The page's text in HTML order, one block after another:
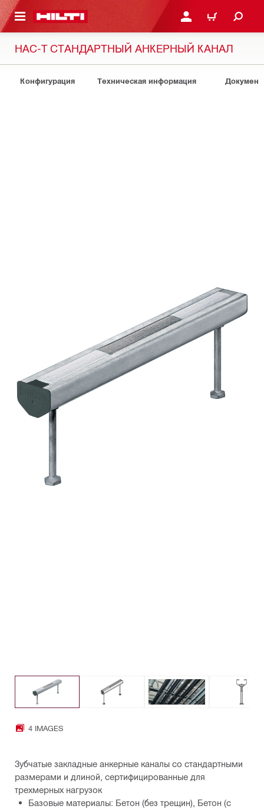
КОНТЕНТУ ВОЙДИТЕ В СВОЮ
КОРЗИНА
HAC-T СТАНДАРТНЫЙ АНКЕРНЫЙ КАНАЛ
Конфигурация Техническая информация
4 IMAGES
Зубчатые закладные анкерные каналы со стандартными
размерами и длиной, сертифицированные для
трехмерных нагрузок
Базовые материалы: Бетон (без трещин), Бетон (с